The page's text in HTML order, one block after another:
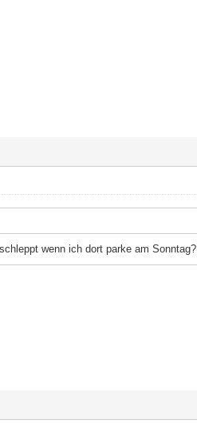
wenn ich dort parke am Sonntag?